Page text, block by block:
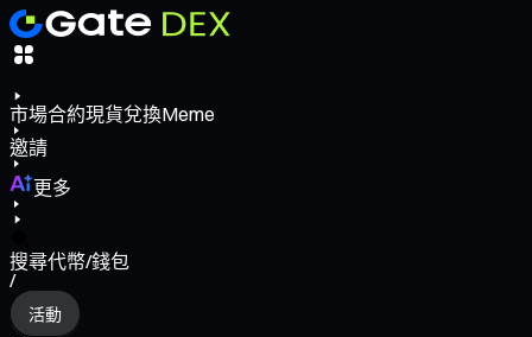
市場合約現貨兌換Meme
邀請
更多
搜尋代幣/錢包
/
活動